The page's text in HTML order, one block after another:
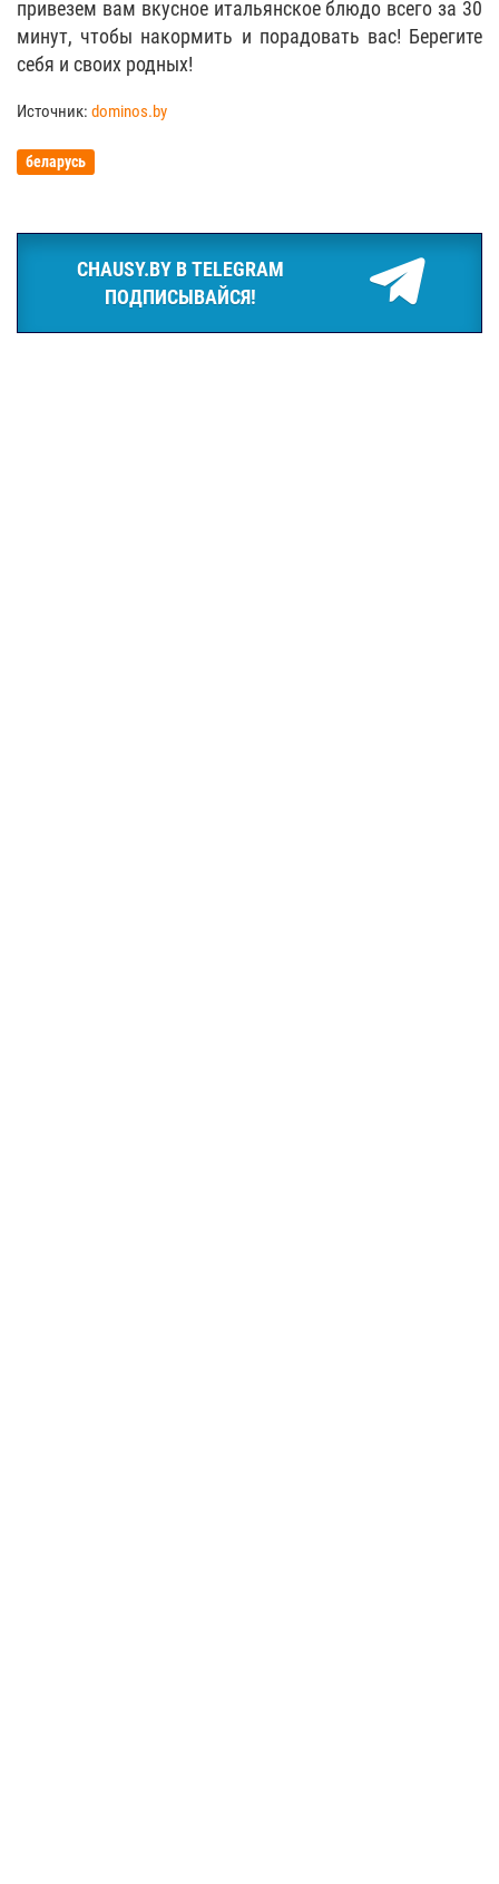
привезем вам вкусное итальянское блюдо всего за 30
минут, чтобы накормить и порадовать вас! Берегите
себя и своих родных!
Источник: dominos.by
беларусь
CHAUSY.BY В TELEGRAM
ПОДПИСЫВАЙСЯ!